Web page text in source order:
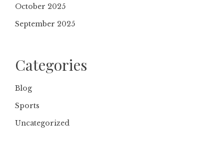
October 2025
September 2025
Categories
Blog
Sports
Uncategorized